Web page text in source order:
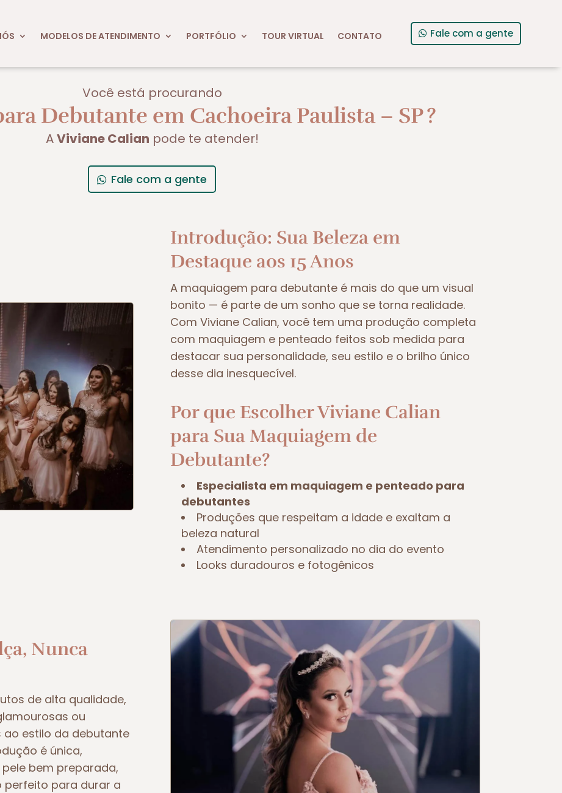
MODELOS DE ATENDIMENTO PORTFÓLIO TOUR VIRTUAL CONTATO Fale com a gente
Você está procurando
Debutante em Cachoeira Paulista – SP?
AViviane Calian pode te atender!
Fale com a gente
Introdução: Sua Beleza em
Destaque aos 15 Anos
A maquiagem para debutante é mais do que um visual
bonito — é parte de um sonho que se torna realidade.
Com Viviane Calian, você tem uma produção completa
com maquiagem e penteado feitos sob medida para
destacar sua personalidade, seu estilo e o brilho único
desse dia inesquecível.
Por que Escolher Viviane Calian
para Sua Maquiagem de
Debutante?
Especialista em maquiagem e penteado para
debutantes
Produções que respeitam a idade e exaltam a
beleza natural
Atendimento personalizado no dia do evento
Looks duradouros e fotogênicos
Nunca
de alta qualidade,
ou
estilo da debutante
é única,
bem preparada,
para durar a